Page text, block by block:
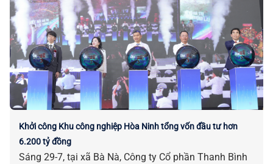
Khởi công Khu công nghiệp Hòa Ninh tổng vốn đầu tư hơn
6.200 tỷ đồng
Sáng 29-7, tại xã Bà Nà, Công ty Cổ phần Thanh Bình